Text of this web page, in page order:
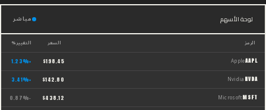
لوحة الأسهم مباشر
الرمز السعر التغيير%
AAPL
Apple
$198.45
+
1.23%
NVDA
Nvidia
$142.80
+
3.41%
MSFT
Microsoft
$438.12
-0.87
%